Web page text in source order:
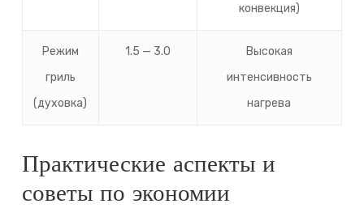
конвекция)
Режим
гриль
(духовка)
1.5 — 3.0
Высокая
интенсивность
нагрева
Практические аспекты и
советы по экономии